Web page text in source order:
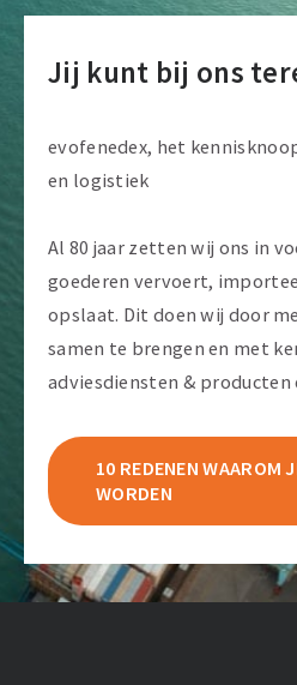
Jij kunt bij ons
evofenedex, het
en logistiek
Al 80 jaar zetten wij ons in
goederen vervoert,
opslaat. Dit doen wij door
samen te brengen en met
adviesdiensten & producten
10 REDENEN WAAROM
WORDEN